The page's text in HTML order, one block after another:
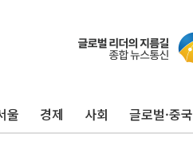
울 경제 사회 글로벌·중국